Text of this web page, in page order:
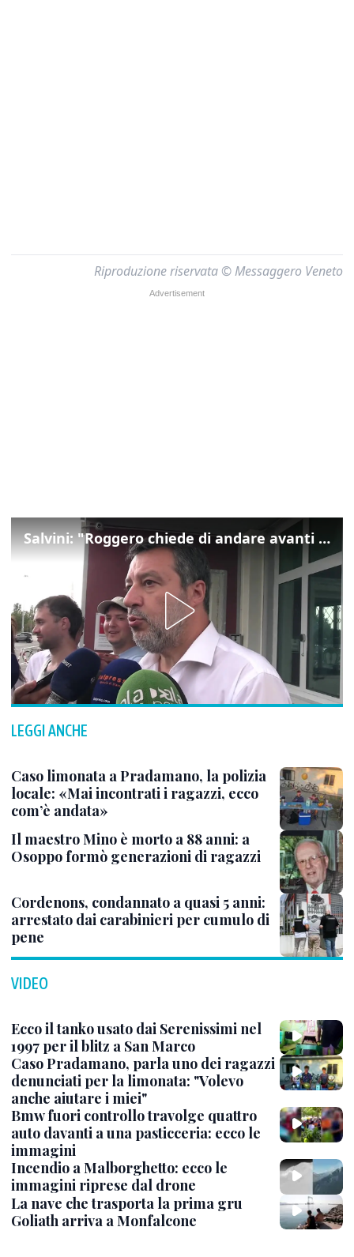
Riproduzione riservata © Messaggero Veneto
Salvini: "Roggero chiede di andare avanti su norma anti-risarcimenti"
LEGGI ANCHE
Caso limonata a Pradamano, la polizia
locale: «Mai incontrati i ragazzi, ecco
com’è andata»
Il maestro Mino è morto a 88 anni: a
Osoppo formò generazioni di ragazzi
Cordenons, condannato a quasi 5 anni:
arrestato dai carabinieri per cumulo di
pene
VIDEO
Ecco il tanko usato dai Serenissimi nel
1997 per il blitz a San Marco
Caso Pradamano, parla uno dei ragazzi
denunciati per la limonata: "Volevo
anche aiutare i miei"
Bmw fuori controllo travolge quattro
auto davanti a una pasticceria: ecco le
immagini
Incendio a Malborghetto: ecco le
immagini riprese dal drone
La nave che trasporta la prima gru
Goliath arriva a Monfalcone